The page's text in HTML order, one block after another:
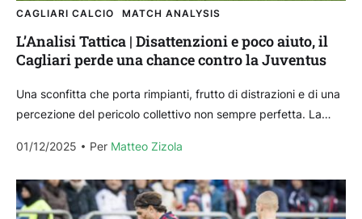
CAGLIARI CALCIO MATCH ANALYSIS
L’Analisi Tattica | Disattenzioni e poco aiuto, il
Cagliari perde una chance contro la Juventus
Una sconfitta che porta rimpianti, frutto di distrazioni e di una
percezione del pericolo collettivo non sempre perfetta. La
01/12/2025
Per Matteo Zizola